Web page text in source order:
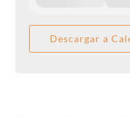
Descargar a